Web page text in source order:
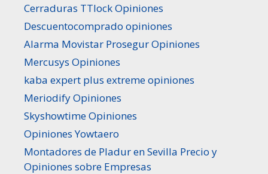
Cerraduras TTlock Opiniones
Descuentocomprado opiniones
Alarma Movistar Prosegur Opiniones
Mercusys Opiniones
kaba expert plus extreme opiniones
Meriodify Opiniones
Skyshowtime Opiniones
Opiniones Yowtaero
Montadores de Pladur en Sevilla Precio y
Opiniones sobre Empresas